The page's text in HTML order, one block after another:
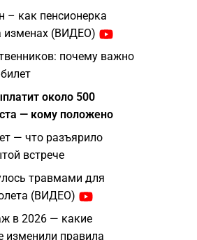
– как пенсионерка
изменах (ВИДЕО)
почему важно
около 500
— кому положено
— что разъярило
встрече
травмами для
(ВИДЕО)
в 2026 — какие
изменили правила